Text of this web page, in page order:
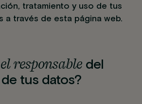
tratamiento y uso de tus
a través de esta página web.
responsable del
tus datos?